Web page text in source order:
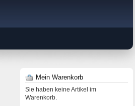
Mein Warenkorb
Sie haben keine Artikel im
Warenkorb.